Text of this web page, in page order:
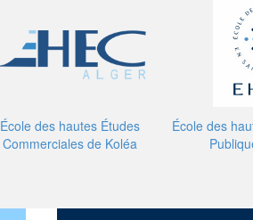
École des hautes Études
Commerciales de Koléa
École des